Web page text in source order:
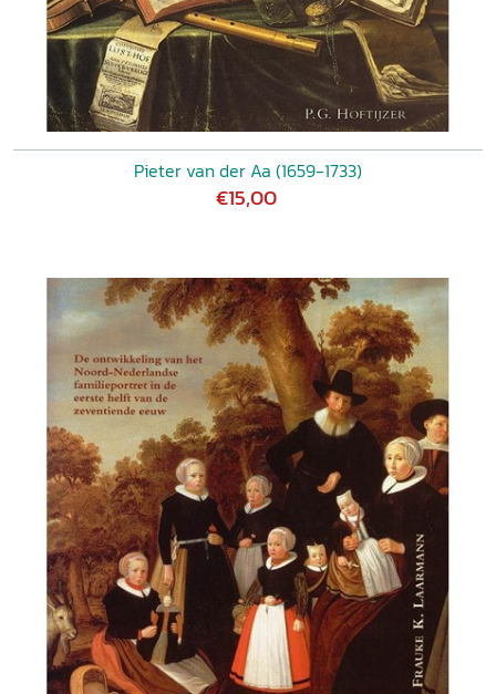
Pieter van der Aa (1659-1733)
€15,00